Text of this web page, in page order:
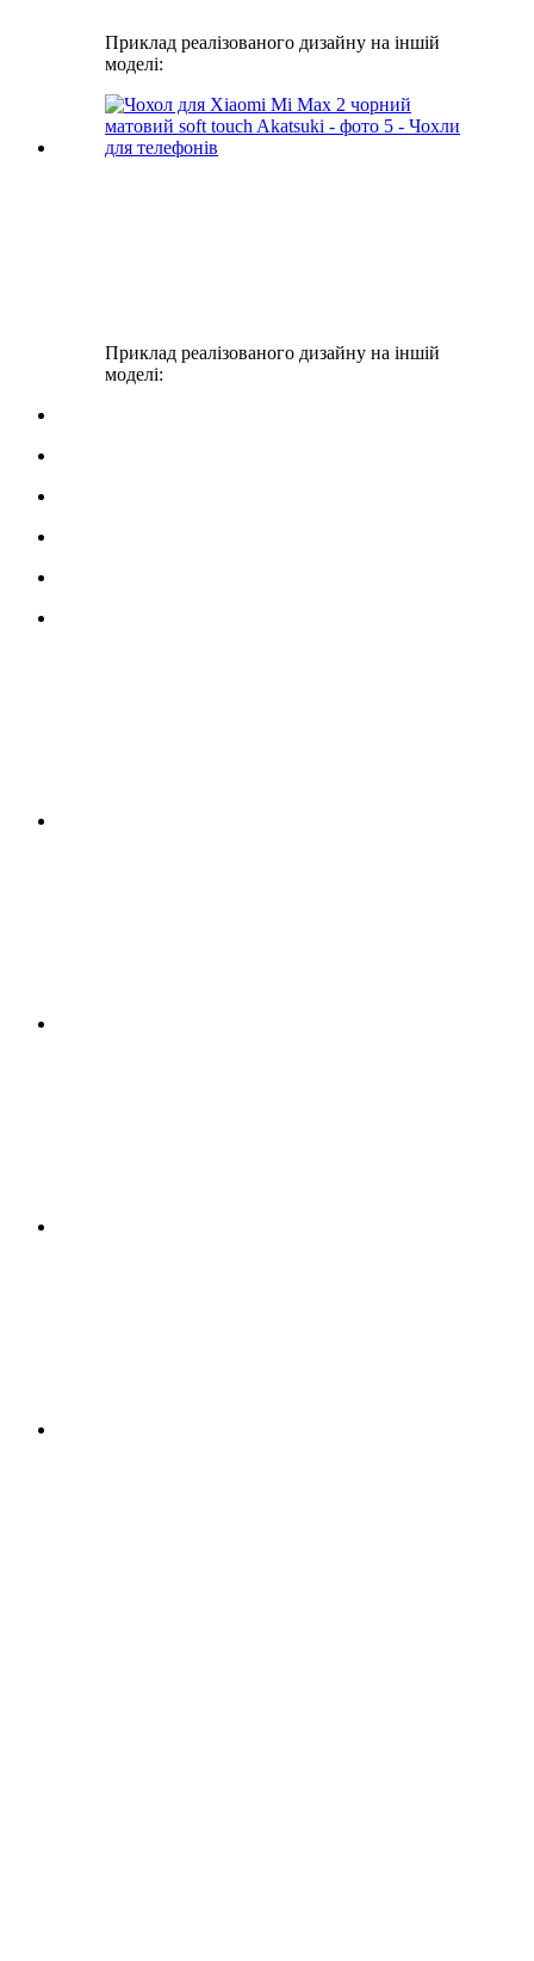
Приклад реалізованого дизайну на іншій
моделі:
Приклад реалізованого дизайну на іншій
моделі: